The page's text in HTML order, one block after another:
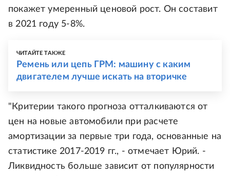
покажет умеренный ценовой рост. Он составит
в 2021 году 5-8%.
ЧИТАЙТЕ ТАКЖЕ
Ремень или цепь ГРМ: машину с каким
двигателем лучше искать на вторичке
"Критерии такого прогноза отталкиваются от
цен на новые автомобили при расчете
амортизации за первые три года, основанные на
статистике 2017-2019 гг., - отмечает Юрий. -
Ликвидность больше зависит от популярности